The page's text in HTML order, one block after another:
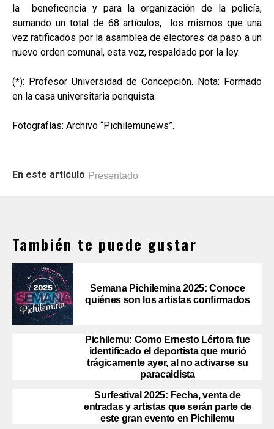
la beneficencia y para la organización de la policía,
sumando un total de 68 artículos, los mismos que una
vez ratificados por la asamblea de electores da paso a un
nuevo orden comunal, esta vez, respaldado por la ley.
(*): Profesor Universidad de Concepción. Nota: Formado
en la casa universitaria penquista.
Fotografías: Archivo “Pichilemunews”.
En este artículo Presentado
También te puede gustar
Semana Pichilemina 2025: Conoce
quiénes son los artistas confirmados
Pichilemu: Como Ernesto Lértora fue
identificado el deportista que murió
trágicamente ayer, al no activarse su
paracaidista
Surfestival 2025: Fecha, venta de
entradas y artistas que serán parte de
este gran evento en Pichilemu